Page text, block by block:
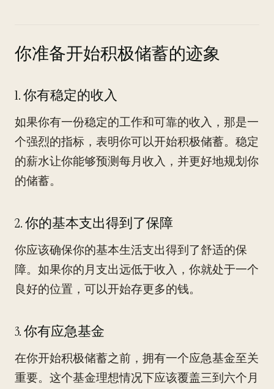
你准备开始积极储蓄的迹象
1. 你有稳定的收入
如果你有一份稳定的工作和可靠的收入，那是一
个强烈的指标，表明你可以开始积极储蓄。稳定
的薪水让你能够预测每月收入，并更好地规划你
的储蓄。
2. 你的基本支出得到了保障
你应该确保你的基本生活支出得到了舒适的保
障。如果你的月支出远低于收入，你就处于一个
良好的位置，可以开始存更多的钱。
3. 你有应急基金
在你开始积极储蓄之前，拥有一个应急基金至关
重要。这个基金理想情况下应该覆盖三到六个月